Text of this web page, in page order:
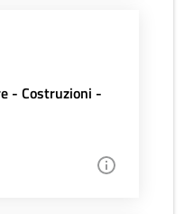
- Costruzioni -